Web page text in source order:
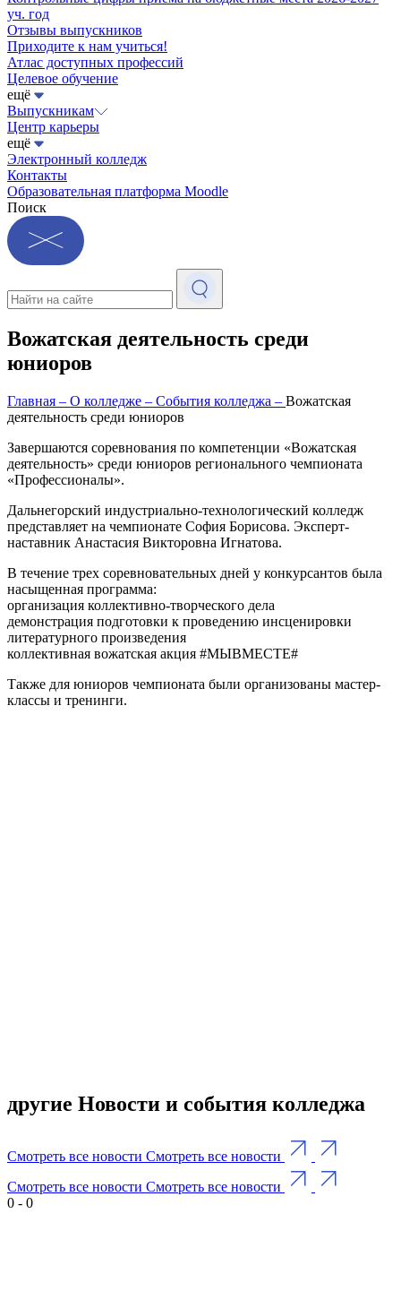
уч. год
Отзывы выпускников
Приходите к нам учиться!
Атлас доступных профессий
Целевое обучение
ещё
Выпускникам
Центр карьеры
ещё
Электронный колледж
Контакты
Образовательная платформа Moodle
Поиск
Вожатская деятельность среди
юниоров
Главная – О колледже – События колледжа – Вожатская
деятельность среди юниоров
Завершаются соревнования по компетенции «Вожатская
деятельность» среди юниоров регионального чемпионата
«Профессионалы».
Дальнегорский индустриально-технологический колледж
представляет на чемпионате София Борисова. Эксперт-
наставник Анастасия Викторовна Игнатова.
В течение трех соревновательных дней у конкурсантов была
насыщенная программа:
организация коллективно-творческого дела
демонстрация подготовки к проведению инсценировки
литературного произведения
коллективная вожатская акция #МЫВМЕСТЕ#
Также для юниоров чемпионата были организованы мастер-
классы и тренинги.
другие Новости и события колледжа
Смотреть все новости Смотреть все новости
Смотреть все новости Смотреть все новости
0 - 0